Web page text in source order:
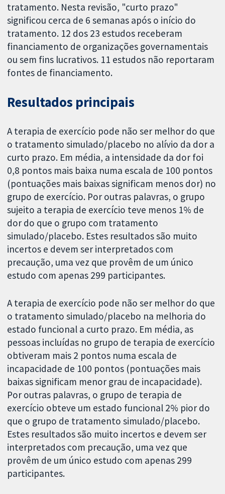
tratamento. Nesta revisão, "curto prazo"
significou cerca de 6 semanas após o início do
tratamento. 12 dos 23 estudos receberam
financiamento de organizações governamentais
ou sem fins lucrativos. 11 estudos não reportaram
fontes de financiamento.
Resultados principais
A terapia de exercício pode não ser melhor do que
o tratamento simulado/placebo no alívio da dor a
curto prazo. Em média, a intensidade da dor foi
0,8 pontos mais baixa numa escala de 100 pontos
(pontuações mais baixas significam menos dor) no
grupo de exercício. Por outras palavras, o grupo
sujeito a terapia de exercício teve menos 1% de
dor do que o grupo com tratamento
simulado/placebo. Estes resultados são muito
incertos e devem ser interpretados com
precaução, uma vez que provêm de um único
estudo com apenas 299 participantes.
A terapia de exercício pode não ser melhor do que
o tratamento simulado/placebo na melhoria do
estado funcional a curto prazo. Em média, as
pessoas incluídas no grupo de terapia de exercício
obtiveram mais 2 pontos numa escala de
incapacidade de 100 pontos (pontuações mais
baixas significam menor grau de incapacidade).
Por outras palavras, o grupo de terapia de
exercício obteve um estado funcional 2% pior do
que o grupo de tratamento simulado/placebo.
Estes resultados são muito incertos e devem ser
interpretados com precaução, uma vez que
provêm de um único estudo com apenas 299
participantes.